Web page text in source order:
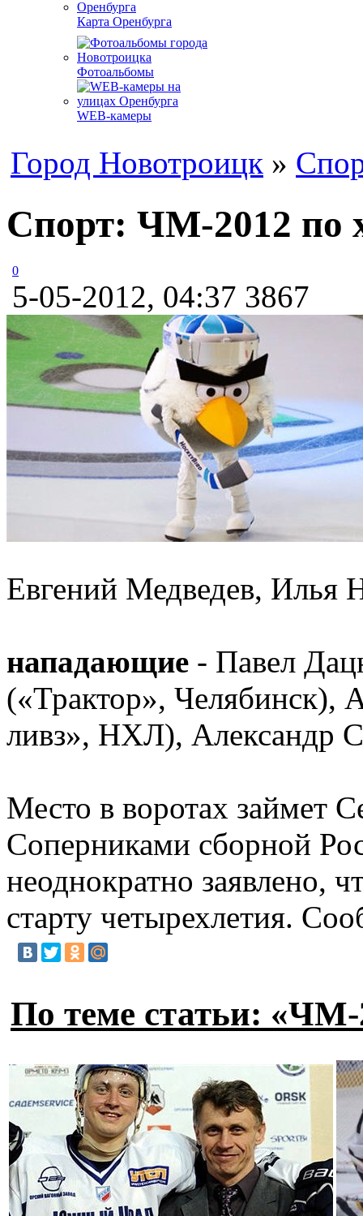
Карта Оренбурга
Фотоальбомы
WEB-камеры
Город Новотроицк »
Спорт: ЧМ-2012 по
0
5-05-2012, 04:37 3867
Евгений Медведев, Илья
нападающие - Павел
(«Трактор», Челябинск),
ливз», НХЛ), Александр
Место в воротах займет
Соперниками сборной
неоднократно заявлено,
старту четырехлетия.
По теме статьи: «ЧМ-